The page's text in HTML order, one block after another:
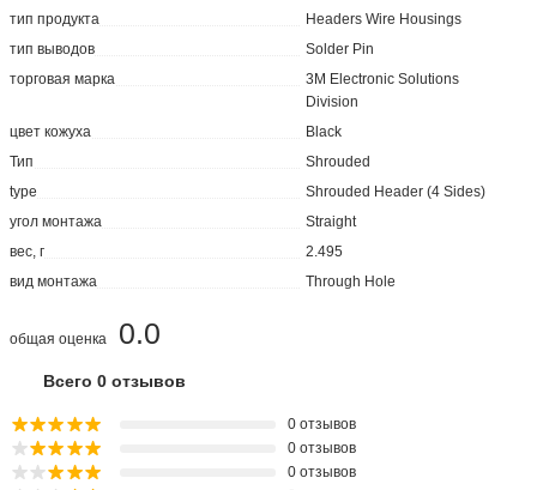
тип продукта
Headers Wire Housings
тип выводов
Solder Pin
торговая марка
3M Electronic Solutions
Division
цвет кожуха
Black
Тип
Shrouded
type
Shrouded Header (4 Sides)
угол монтажа
Straight
вес, г
2.495
вид монтажа
Through Hole
0.0
общая оценка
Всего 0 отзывов
0 отзывов
0 отзывов
0 отзывов